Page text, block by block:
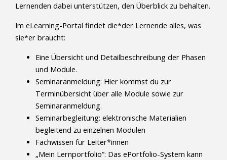
Lernenden dabei unterstützen, den Überblick zu behalten.
Im eLearning-Portal findet die*der Lernende alles, was
sie*er braucht:
Eine Übersicht und Detailbeschreibung der Phasen
und Module.
Seminaranmeldung: Hier kommst du zur
Terminübersicht über alle Module sowie zur
Seminaranmeldung.
Seminarbegleitung: elektronische Materialien
begleitend zu einzelnen Modulen
Fachwissen für Leiter*innen
„Mein Lernportfolio“: Das ePortfolio-System kann